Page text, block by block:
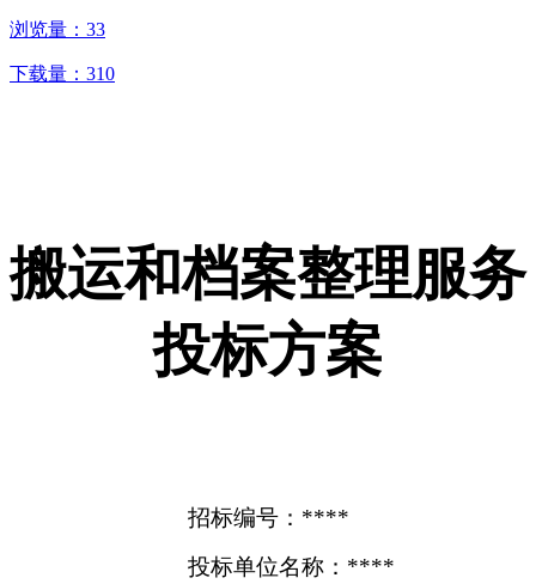
浏览量： 33
下载量： 310
搬运和档案整理服务
投标方案
招标编号：****
投标单位名称：****